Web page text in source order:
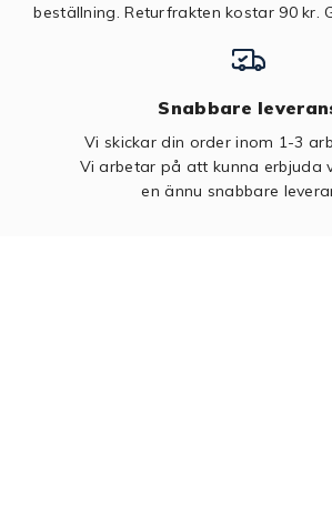
beställning. Returfrakten kostar 90 kr.
Snabbare
Vi skickar din order inom 1-3
Vi arbetar på att kunna erbjuda
en ännu snabbare